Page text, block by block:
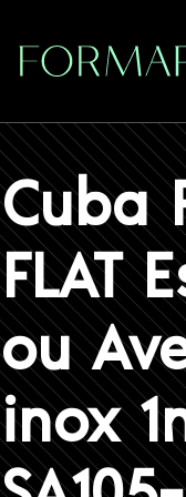
Cuba
FLAT
ou
inox